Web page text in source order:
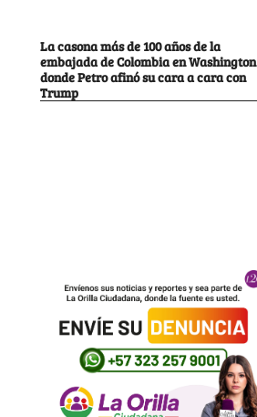
La casona más de 100 años de la
embajada de Colombia en Washington
donde Petro afinó su cara a cara con
Trump